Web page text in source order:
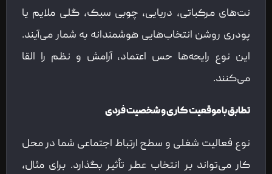
نت‌های مرکباتی، دریایی، چوبی سبک، گلی ملایم یا
پودری روشن انتخاب‌هایی هوشمندانه به شمار می‌آیند.
این نوع رایحه‌ها حس اعتماد، آرامش و نظم را القا
می‌کنند.
تطابق با موقعیت کاری و شخصیت فردی
نوع فعالیت شغلی و سطح ارتباط اجتماعی شما در محل
کار می‌تواند بر انتخاب عطر تأثیر بگذارد. برای مثال،